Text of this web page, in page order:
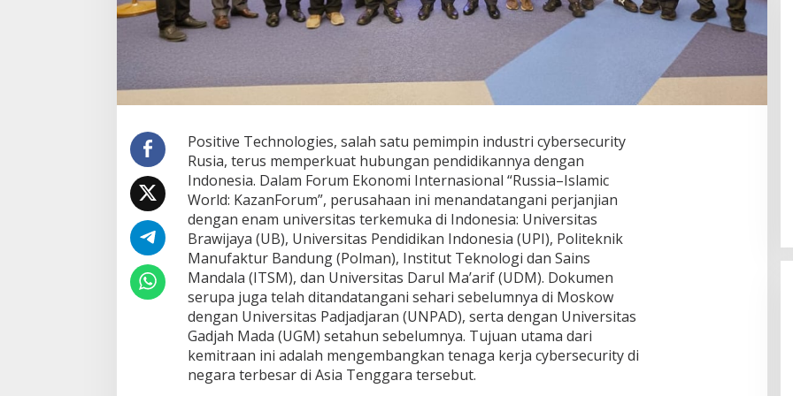
a
s
n
d
d
i
k
a
n
d
e
n
g
a
n
U
n
i
v
e
Positive Technologies, salah satu pemimpin industri cybersecurity
Rusia, terus memperkuat hubungan pendidikannya dengan
Indonesia. Dalam Forum Ekonomi Internasional “Russia–Islamic
World: KazanForum”, perusahaan ini menandatangani perjanjian
dengan enam universitas terkemuka di Indonesia: Universitas
Brawijaya (UB), Universitas Pendidikan Indonesia (UPI), Politeknik
Manufaktur Bandung (Polman), Institut Teknologi dan Sains
Mandala (ITSM), dan Universitas Darul Ma’arif (UDM). Dokumen
serupa juga telah ditandatangani sehari sebelumnya di Moskow
dengan Universitas Padjadjaran (UNPAD), serta dengan Universitas
Gadjah Mada (UGM) setahun sebelumnya. Tujuan utama dari
kemitraan ini adalah mengembangkan tenaga kerja cybersecurity di
negara terbesar di Asia Tenggara tersebut.
KETUM DPP PWDPI PIMPIN RAPAT
PEMBENTUKAN PANITIA HUT KE-4,
BERIKUT SUSUNAN DAN
RANGKAIAN KEGIATANNYA
Di Daerah, Layanan Publik, Nusantara
7, 2026